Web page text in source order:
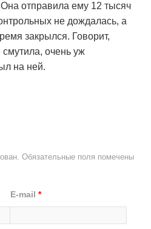
отправила ему 12 тысяч
не дождалась, а
закрылся. Говорит,
очень уж
на ней.
Обязательные поля помечены
E-mail*